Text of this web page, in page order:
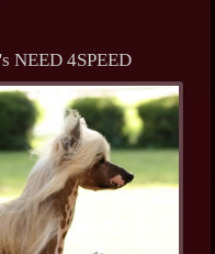
NEED 4SPEED